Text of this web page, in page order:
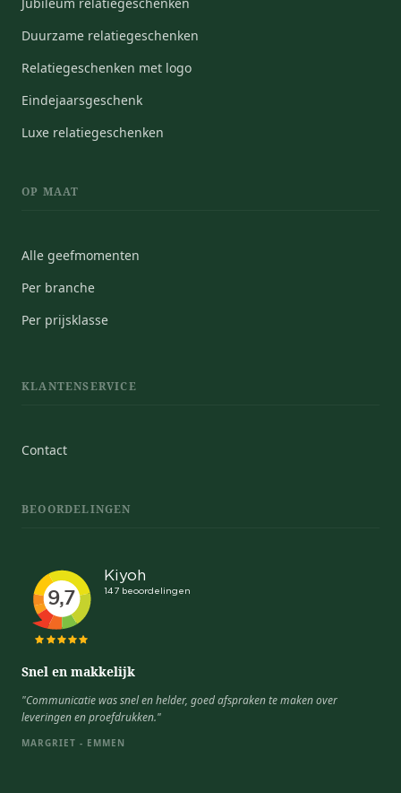
Duurzame relatiegeschenken
Relatiegeschenken met logo
Eindejaarsgeschenk
Luxe relatiegeschenken
OP MAAT
Alle geefmomenten
Per branche
Per prijsklasse
KLANTENSERVICE
Contact
BEOORDELINGEN
Snel en makkelijk
"Communicatie was snel en helder, goed afspraken te maken over
leveringen en proefdrukken."
MARGRIET - EMMEN